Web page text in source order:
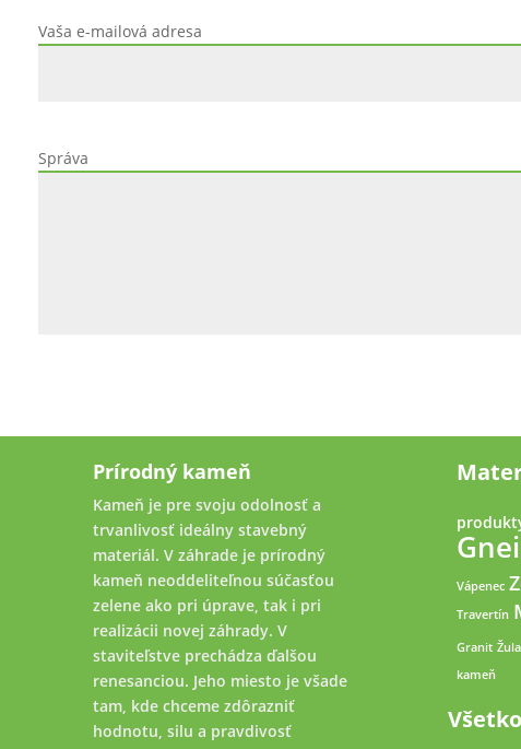
Vaša e-mailová adresa
Správa
Prírodný kameň
Kameň je pre svoju odolnosť a
trvanlivosť ideálny stavebný
materiál. V záhrade je prírodný
kameň neoddeliteľnou súčasťou
zelene ako pri úprave, tak i pri
realizácii novej záhrady. V
staviteľstve prechádza ďalšou
renesanciou. Jeho miesto je všade
tam, kde chceme zdôrazniť
hodnotu, silu a pravdivosť
Vápenec
Travertín
Granit Žula
kameň